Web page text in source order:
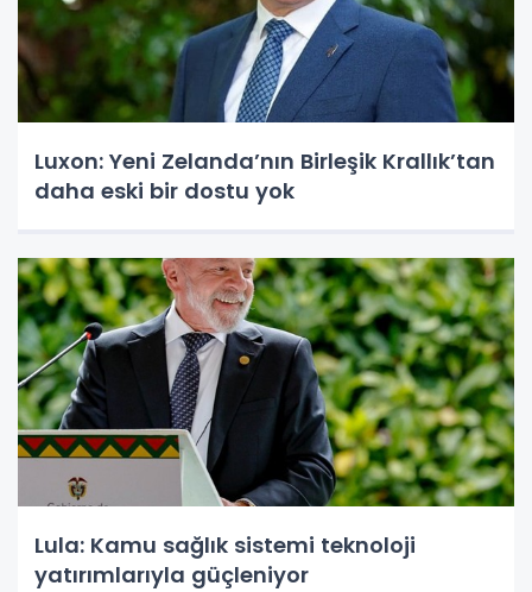
Luxon: Yeni Zelanda’nın Birleşik Krallık’tan
daha eski bir dostu yok
Lula: Kamu sağlık sistemi teknoloji
yatırımlarıyla güçleniyor